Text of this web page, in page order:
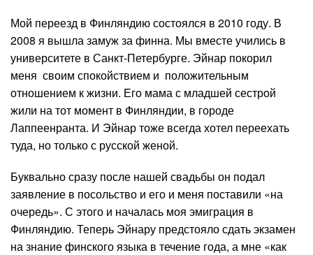
Мой переезд в Финляндию состоялся в 2010 году. В
2008 я вышла замуж за финна. Мы вместе учились в
университете в Санкт-Петербурге. Эйнар покорил
меня своим спокойствием и положительным
отношением к жизни. Его мама с младшей сестрой
жили на тот момент в Финляндии, в городе
Лаппеенранта. И Эйнар тоже всегда хотел переехать
туда, но только с русской женой.
Буквально сразу после нашей свадьбы он подал
заявление в посольство и его и меня поставили «на
очередь». С этого и началась моя эмиграция в
Финляндию. Теперь Эйнару предстояло сдать экзамен
на знание финского языка в течение года, а мне «как